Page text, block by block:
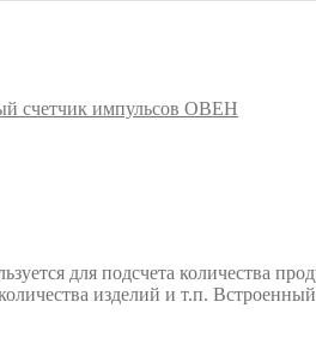
счетчик импульсов ОВЕН
для подсчета количества
изделий и т.п.